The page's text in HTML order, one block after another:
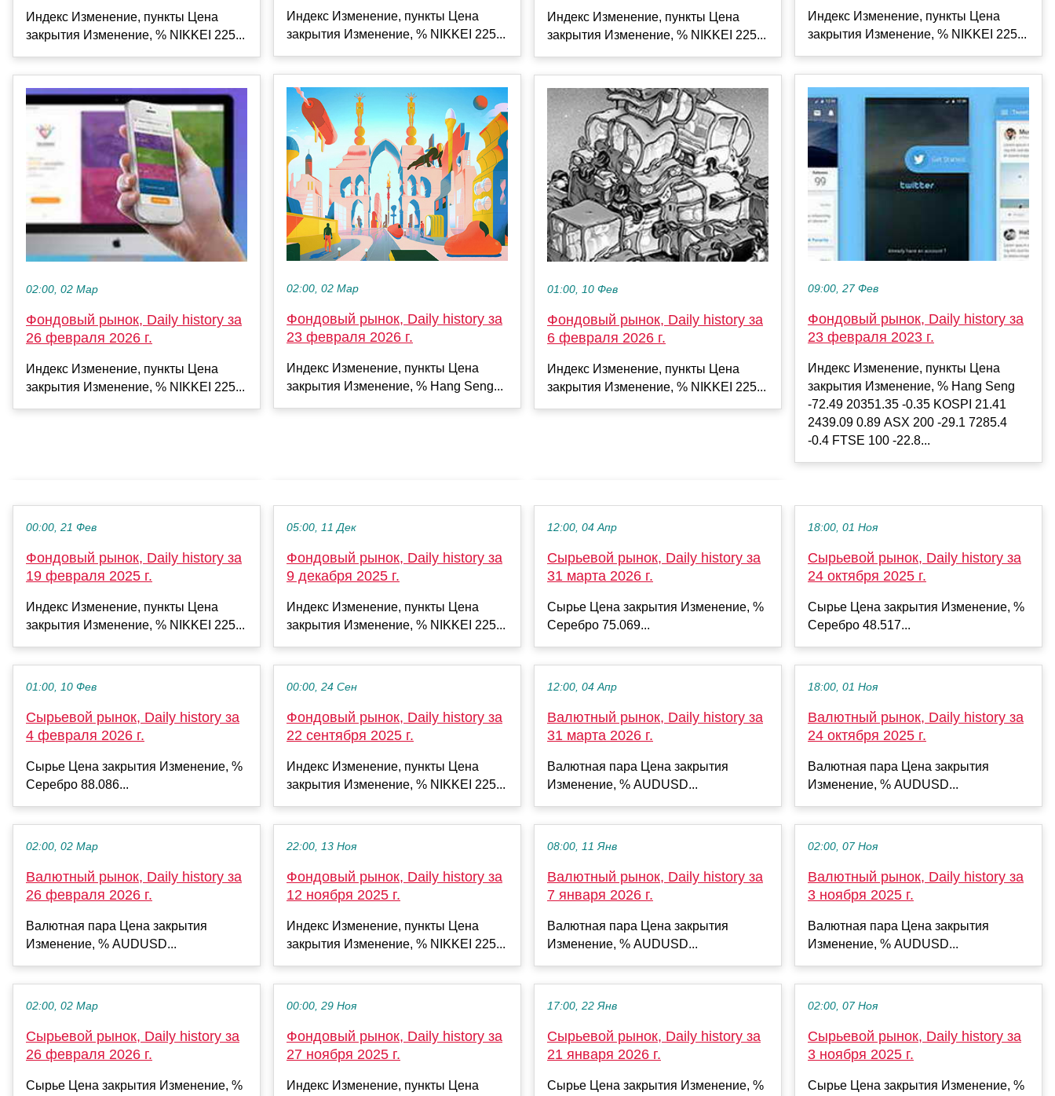
Индекс Изменение, пункты Цена
закрытия Изменение, % NIKKEI 225...
02:00, 02 Мар
Фондовый рынок, Daily history за
26 февраля 2026 г.
Индекс Изменение, пункты Цена
закрытия Изменение, % NIKKEI 225...
Индекс Изменение, пункты Цена
закрытия Изменение, % NIKKEI 225...
02:00, 02 Мар
Фондовый рынок, Daily history за
23 февраля 2026 г.
Индекс Изменение, пункты Цена
закрытия Изменение, % Hang Seng...
Индекс Изменение, пункты Цена
закрытия Изменение, % NIKKEI 225...
01:00, 10 Фев
Фондовый рынок, Daily history за
6 февраля 2026 г.
Индекс Изменение, пункты Цена
закрытия Изменение, % NIKKEI 225...
Индекс Изменение, пункты Цена
закрытия Изменение, % NIKKEI 225...
09:00, 27 Фев
Фондовый рынок, Daily history за
23 февраля 2023 г.
Индекс Изменение, пункты Цена
закрытия Изменение, % Hang Seng
-72.49 20351.35 -0.35 KOSPI 21.41
2439.09 0.89 ASX 200 -29.1 7285.4
-0.4 FTSE 100 -22.8...
00:00, 21 Фев
Фондовый рынок, Daily history за
19 февраля 2025 г.
Индекс Изменение, пункты Цена
закрытия Изменение, % NIKKEI 225...
01:00, 10 Фев
Сырьевой рынок, Daily history за
4 февраля 2026 г.
Сырье Цена закрытия Изменение, %
Серебро 88.086...
02:00, 02 Мар
Валютный рынок, Daily history за
26 февраля 2026 г.
Валютная пара Цена закрытия
Изменение, % AUDUSD...
02:00, 02 Мар
Сырьевой рынок, Daily history за
26 февраля 2026 г.
Сырье Цена закрытия Изменение, %
05:00, 11 Дек
Фондовый рынок, Daily history за
9 декабря 2025 г.
Индекс Изменение, пункты Цена
закрытия Изменение, % NIKKEI 225...
00:00, 24 Сен
Фондовый рынок, Daily history за
22 сентября 2025 г.
Индекс Изменение, пункты Цена
закрытия Изменение, % NIKKEI 225...
22:00, 13 Ноя
Фондовый рынок, Daily history за
12 ноября 2025 г.
Индекс Изменение, пункты Цена
закрытия Изменение, % NIKKEI 225...
00:00, 29 Ноя
Фондовый рынок, Daily history за
27 ноября 2025 г.
Индекс Изменение, пункты Цена
12:00, 04 Апр
Сырьевой рынок, Daily history за
31 марта 2026 г.
Сырье Цена закрытия Изменение, %
Серебро 75.069...
12:00, 04 Апр
Валютный рынок, Daily history за
31 марта 2026 г.
Валютная пара Цена закрытия
Изменение, % AUDUSD...
08:00, 11 Янв
Валютный рынок, Daily history за
7 января 2026 г.
Валютная пара Цена закрытия
Изменение, % AUDUSD...
17:00, 22 Янв
Сырьевой рынок, Daily history за
21 января 2026 г.
Сырье Цена закрытия Изменение, %
18:00, 01 Ноя
Сырьевой рынок, Daily history за
24 октября 2025 г.
Сырье Цена закрытия Изменение, %
Серебро 48.517...
18:00, 01 Ноя
Валютный рынок, Daily history за
24 октября 2025 г.
Валютная пара Цена закрытия
Изменение, % AUDUSD...
02:00, 07 Ноя
Валютный рынок, Daily history за
3 ноября 2025 г.
Валютная пара Цена закрытия
Изменение, % AUDUSD...
02:00, 07 Ноя
Сырьевой рынок, Daily history за
3 ноября 2025 г.
Сырье Цена закрытия Изменение, %